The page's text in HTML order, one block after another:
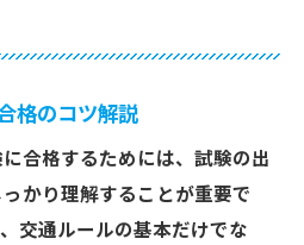
格のコツ解説
合格するためには、試験の出
かり理解することが重要で
交通ルールの基本だけでな